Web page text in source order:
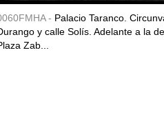
- Palacio Taranco.
y calle Solís. Adelante a la
Zab...